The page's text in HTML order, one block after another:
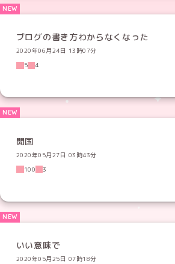
ブログの書き方わからなくなった
2020年06月24日 13時07分
5
4
開国
2020年05月27日 03時43分
100
3
いい意味で
2020年05月25日 07時18分